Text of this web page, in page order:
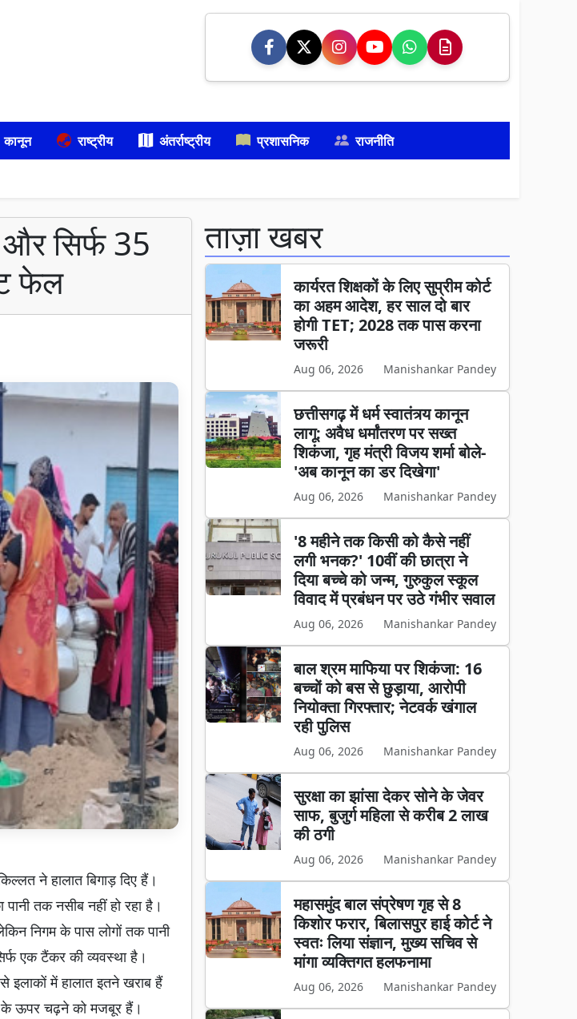
कानून राष्ट्रीय अंतर्राष्ट्रीय प्रशासनिक राजनीति
सिर्फ 35
फेल
ने हालात बिगाड़ दिए हैं।
तक नसीब नहीं हो रहा है।
निगम के पास लोगों तक पानी
एक टैंकर की व्यवस्था है।
इलाकों में हालात इतने खराब हैं
के ऊपर चढ़ने को मजबूर हैं।
ताज़ा खबर
कार्यरत शिक्षकों के लिए सुप्रीम कोर्ट
का अहम आदेश, हर साल दो बार
होगी TET; 2028 तक पास करना
जरूरी
Aug 06, 2026 Manishankar Pandey
छत्तीसगढ़ में धर्म स्वातंत्र्य कानून
लागू: अवैध धर्मांतरण पर सख्त
शिकंजा, गृह मंत्री विजय शर्मा बोले-
'अब कानून का डर दिखेगा'
Aug 06, 2026 Manishankar Pandey
'8 महीने तक किसी को कैसे नहीं
लगी भनक?' 10वीं की छात्रा ने
दिया बच्चे को जन्म, गुरुकुल स्कूल
विवाद में प्रबंधन पर उठे गंभीर सवाल
Aug 06, 2026 Manishankar Pandey
बाल श्रम माफिया पर शिकंजा: 16
बच्चों को बस से छुड़ाया, आरोपी
नियोक्ता गिरफ्तार; नेटवर्क खंगाल
रही पुलिस
Aug 06, 2026 Manishankar Pandey
सुरक्षा का झांसा देकर सोने के जेवर
साफ, बुजुर्ग महिला से करीब 2 लाख
की ठगी
Aug 06, 2026 Manishankar Pandey
महासमुंद बाल संप्रेषण गृह से 8
किशोर फरार, बिलासपुर हाई कोर्ट ने
स्वतः लिया संज्ञान, मुख्य सचिव से
मांगा व्यक्तिगत हलफनामा
Aug 06, 2026 Manishankar Pandey